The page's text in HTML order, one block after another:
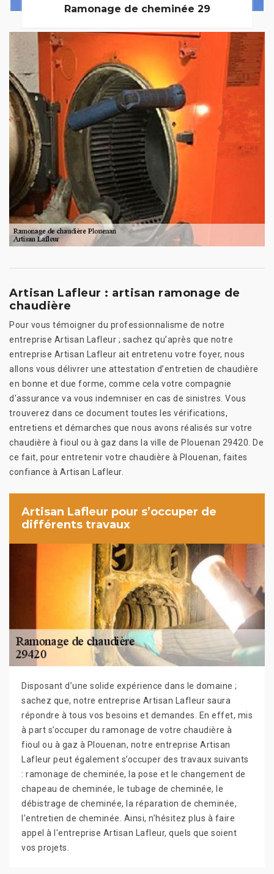
Ramonage de cheminée 29
Artisan Lafleur : artisan ramonage de
chaudière
Pour vous témoigner du professionnalisme de notre
entreprise Artisan Lafleur ; sachez qu’après que notre
entreprise Artisan Lafleur ait entretenu votre foyer, nous
allons vous délivrer une attestation d’entretien de chaudière
en bonne et due forme, comme cela votre compagnie
d'assurance va vous indemniser en cas de sinistres. Vous
trouverez dans ce document toutes les vérifications,
entretiens et démarches que nous avons réalisés sur votre
chaudière à fioul ou à gaz dans la ville de Plouenan 29420. De
ce fait, pour entretenir votre chaudière à Plouenan, faites
confiance à Artisan Lafleur.
Artisan Lafleur pour s’occuper de
différents travaux
Disposant d’une solide expérience dans le domaine ;
sachez que, notre entreprise Artisan Lafleur saura
répondre à tous vos besoins et demandes. En effet, mis
à part s’occuper du ramonage de votre chaudière à
fioul ou à gaz à Plouenan, notre entreprise Artisan
Lafleur peut également s’occuper des travaux suivants
: ramonage de cheminée, la pose et le changement de
chapeau de cheminée, le tubage de cheminée, le
débistrage de cheminée, la réparation de cheminée,
l’entretien de cheminée. Ainsi, n’hésitez plus à faire
appel à l'entreprise Artisan Lafleur, quels que soient
vos projets.